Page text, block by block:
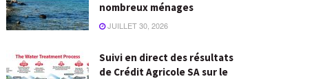
nombreux ménages
JUILLET 30, 2026
Suivi en direct des résultats
de Crédit Agricole SA sur le